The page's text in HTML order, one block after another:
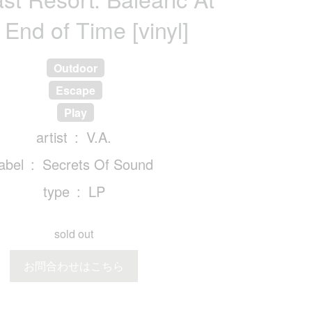
of Time [vinyl]
Outdoor
Escape
Play
artist
V.A.
Secrets Of Sound
type
LP
sold out
お問合わせはこちら